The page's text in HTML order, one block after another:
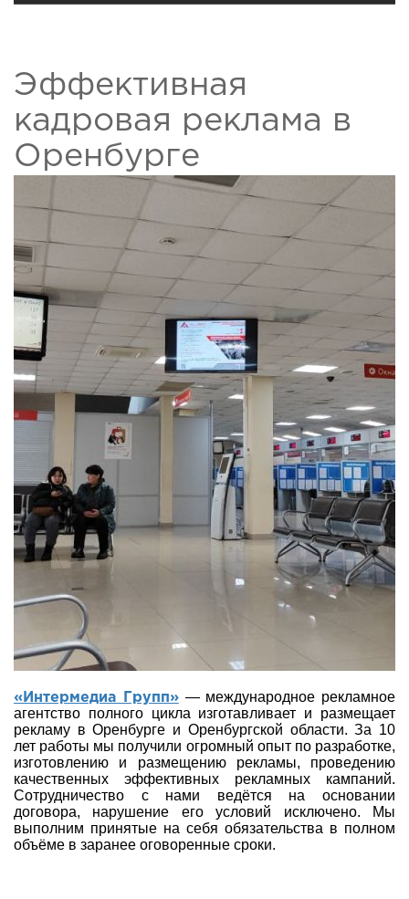
Эффективная
кадровая реклама в
Оренбурге
«Интермедиа Групп»— международное рекламное
агентство полного цикла изготавливает и размещает
рекламу в Оренбурге и Оренбургской области. За 10
лет работы мы получили огромный опыт по разработке,
изготовлению и размещению рекламы, проведению
качественных эффективных рекламных кампаний.
Сотрудничество с нами ведётся на основании
договора, нарушение его условий исключено. Мы
выполним принятые на себя обязательства в полном
объёме в заранее оговоренные сроки.